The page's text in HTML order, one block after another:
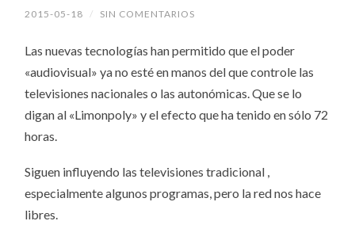
2015-05-18 / SIN COMENTARIOS
Las nuevas tecnologías han permitido que el poder
«audiovisual» ya no esté en manos del que controle las
televisiones nacionales o las autonómicas. Que se lo
digan al «Limonpoly» y el efecto que ha tenido en sólo 72
horas.
Siguen influyendo las televisiones tradicional ,
especialmente algunos programas, pero la red nos hace
libres.